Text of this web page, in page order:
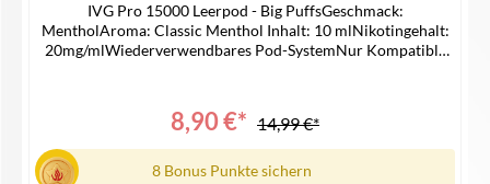
IVG Pro 15000 Leerpod - Big PuffsGeschmack:
MentholAroma: Classic Menthol Inhalt: 10 mlNikotingehalt:
20mg/mlWiederverwendbares Pod-SystemNur Kompatible
8,90 €* 14,99 €*
8 Bonus Punkte sichern